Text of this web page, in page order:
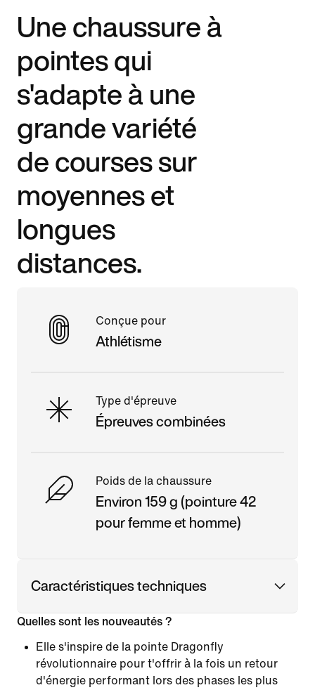
Une chaussure à
pointes qui
s'adapte à une
grande variété
de courses sur
moyennes et
longues
distances.
Conçue pour
Athlétisme
Type d'épreuve
Épreuves combinées
Poids de la chaussure
Environ 159 g (pointure 42
pour femme et homme)
Caractéristiques techniques
Quelles sont les nouveautés ?
Elle s'inspire de la pointe Dragonfly
révolutionnaire pour t'offrir à la fois un retour
d'énergie performant lors des phases les plus